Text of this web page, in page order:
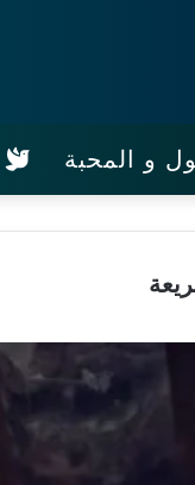
و المحبة